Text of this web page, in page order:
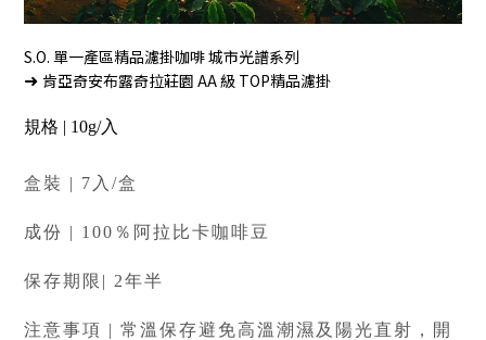
S.O. 單一產區精品濾掛咖啡 城市光譜系列
➜ 肯亞奇安布露奇拉莊園 AA 級 TOP精品濾掛
規格 | 10g/入
盒裝 | 7入/盒
成份 | 100％阿拉比卡咖啡豆
保存期限| 2年半
注意事項 | 常溫保存避免高溫潮濕及陽光直射，開